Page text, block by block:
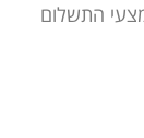
התשלום